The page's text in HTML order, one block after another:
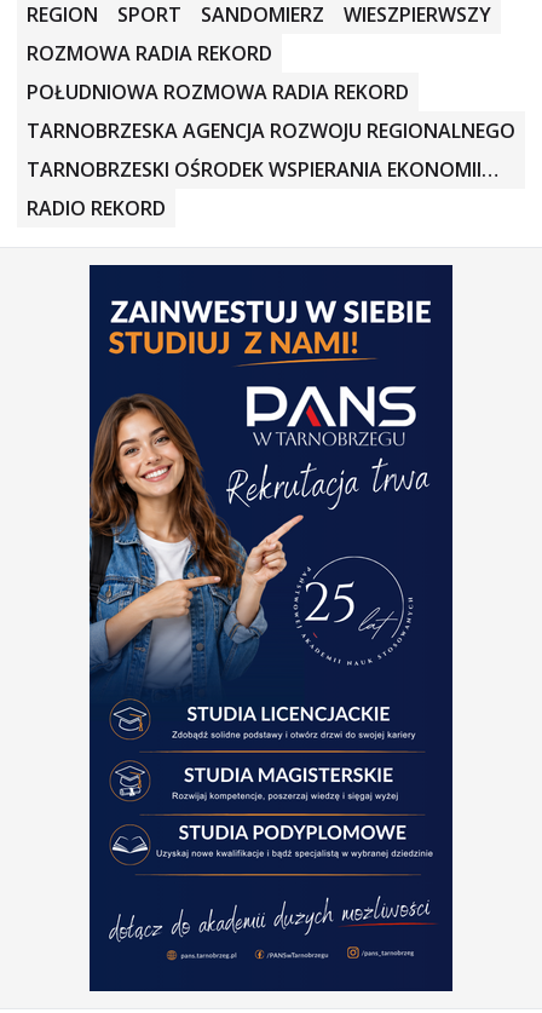
REGION
SPORT SANDOMIERZ
WIESZPIERWSZY
ROZMOWA RADIA REKORD
POŁUDNIOWA ROZMOWA RADIA REKORD
TARNOBRZESKA AGENCJA ROZWOJU REGIONALNEGO
TARNOBRZESKI OŚRODEK WSPIERANIA EKONOMII
SPOŁECZNEJ
RADIO REKORD